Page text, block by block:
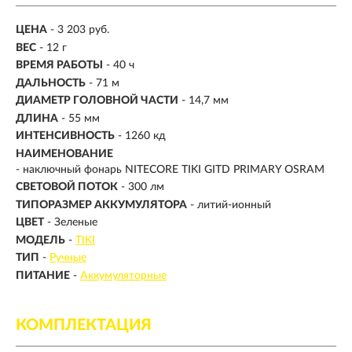
ЦЕНА - 3 203 руб.
ВЕС - 12 г
ВРЕМЯ РАБОТЫ
- 40 ч
ДАЛЬНОСТЬ - 71 м
ДИАМЕТР ГОЛОВНОЙ ЧАСТИ - 14,7 мм
ДЛИНА - 55 мм
ИНТЕНСИВНОСТЬ - 1260 кд
НАИМЕНОВАНИЕ
- наключный фонарь NITECORE TIKI GITD PRIMARY OSRAM
СВЕТОВОЙ ПОТОК - 300 лм
ТИПОРАЗМЕР АККУМУЛЯТОРА - литий-ионный
ЦВЕТ - Зеленые
МОДЕЛЬ - TIKI
ТИП - Ручные
ПИТАНИЕ - Аккумуляторные
КОМПЛЕКТАЦИЯ